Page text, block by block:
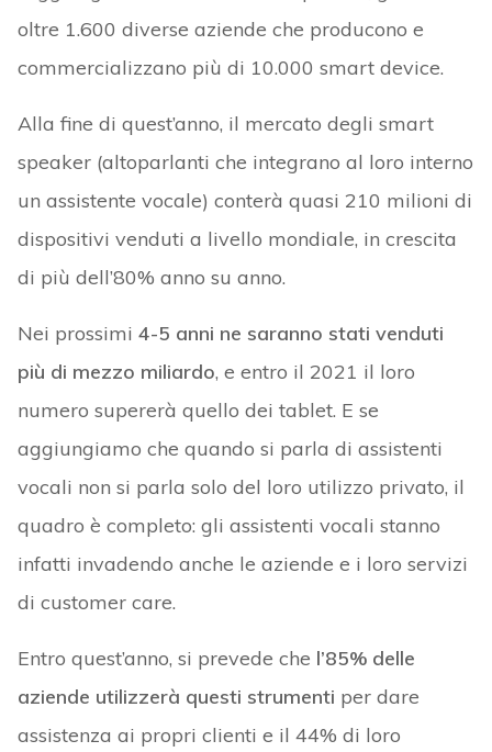
oltre 1.600 diverse aziende che producono e
commercializzano più di 10.000 smart device.
Alla fine di quest’anno, il mercato degli smart
speaker (altoparlanti che integrano al loro interno
un assistente vocale) conterà quasi 210 milioni di
dispositivi venduti a livello mondiale, in crescita
di più dell’80% anno su anno.
Nei prossimi 4-5 anni ne saranno stati venduti
più di mezzo miliardo, e entro il 2021 il loro
numero supererà quello dei tablet. E se
aggiungiamo che quando si parla di assistenti
vocali non si parla solo del loro utilizzo privato, il
quadro è completo: gli assistenti vocali stanno
infatti invadendo anche le aziende e i loro servizi
di customer care.
Entro quest’anno, si prevede che l’85% delle
aziende utilizzerà questi strumenti per dare
assistenza ai propri clienti e il 44% di loro